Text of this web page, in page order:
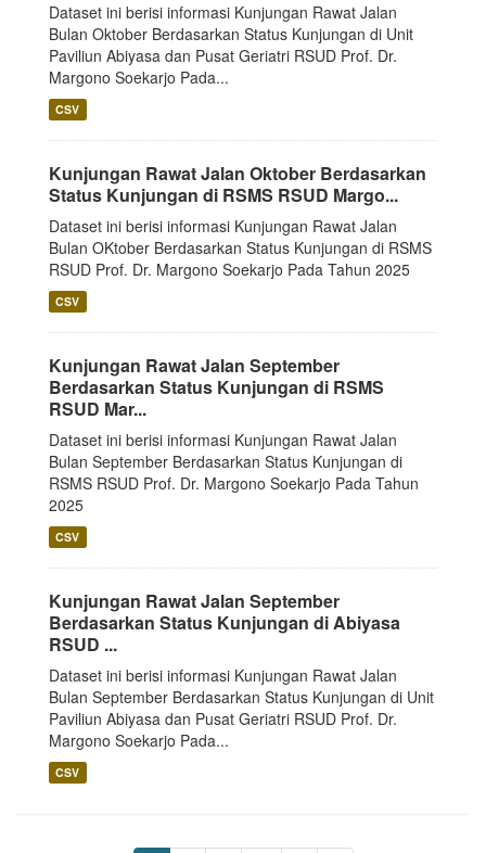
Dataset ini berisi informasi Kunjungan Rawat Jalan
Bulan Oktober Berdasarkan Status Kunjungan di Unit
Paviliun Abiyasa dan Pusat Geriatri RSUD Prof. Dr.
Margono Soekarjo Pada...
CSV
Kunjungan Rawat Jalan Oktober Berdasarkan
Status Kunjungan di RSMS RSUD Margo...
Dataset ini berisi informasi Kunjungan Rawat Jalan
Bulan OKtober Berdasarkan Status Kunjungan di RSMS
RSUD Prof. Dr. Margono Soekarjo Pada Tahun 2025
CSV
Kunjungan Rawat Jalan September
Berdasarkan Status Kunjungan di RSMS
RSUD Mar...
Dataset ini berisi informasi Kunjungan Rawat Jalan
Bulan September Berdasarkan Status Kunjungan di
RSMS RSUD Prof. Dr. Margono Soekarjo Pada Tahun
2025
CSV
Kunjungan Rawat Jalan September
Berdasarkan Status Kunjungan di Abiyasa
RSUD ...
Dataset ini berisi informasi Kunjungan Rawat Jalan
Bulan September Berdasarkan Status Kunjungan di Unit
Paviliun Abiyasa dan Pusat Geriatri RSUD Prof. Dr.
Margono Soekarjo Pada...
CSV